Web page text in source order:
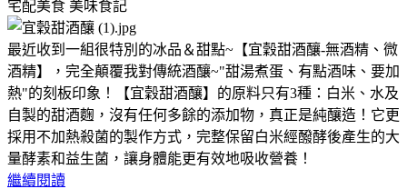
宅配美食 美味食記
最近收到一組很特別的冰品＆甜點~【宜穀甜酒釀-無酒精、微
酒精】，完全顛覆我對傳統酒釀~"甜湯煮蛋、有點酒味、要加
熱"的刻板印象！【宜穀甜酒釀】的原料只有3種：白米、水及
自製的甜酒麴，沒有任何多餘的添加物，真正是純釀造！它更
採用不加熱殺菌的製作方式，完整保留白米經醱酵後產生的大
量酵素和益生菌，讓身體能更有效地吸收營養！
繼續閱讀